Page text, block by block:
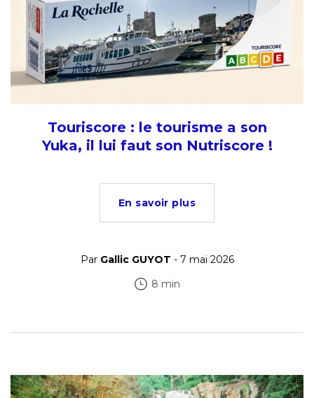
Touriscore : le tourisme a son
Yuka, il lui faut son Nutriscore !
En savoir plus
Par Gallic GUYOT - 7 mai 2026
8 min